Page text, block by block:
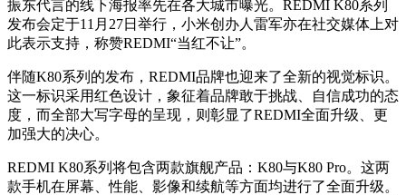
振东代言的线下海报率先在各大城市曝光。REDMI K80系列
发布会定于11月27日举行，小米创办人雷军亦在社交媒体上对
此表示支持，称赞REDMI“当红不让”。
伴随K80系列的发布，REDMI品牌也迎来了全新的视觉标识。
这一标识采用红色设计，象征着品牌敢于挑战、自信成功的态
度，而全部大写字母的呈现，则彰显了REDMI全面升级、更
加强大的决心。
REDMI K80系列将包含两款旗舰产品：K80与K80 Pro。这两
款手机在屏幕、性能、影像和续航等方面均进行了全面升级。